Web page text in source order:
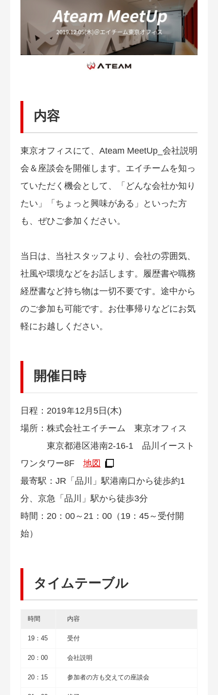
内容
東京オフィスにて、Ateam MeetUp_会社説明
会＆座談会を開催します。エイチームを知っ
ていただく機会として、「どんな会社か知り
たい」「ちょっと興味がある」といった方
も、ぜひご参加ください。
当日は、当社スタッフより、会社の雰囲気、
社風や環境などをお話します。履歴書や職務
経歴書など持ち物は一切不要です。途中から
のご参加も可能です。お仕事帰りなどにお気
軽にお越しください。
開催日時
日程：2019年12月5日(木)
場所：株式会社エイチーム 東京オフィス
東京都港区港南2-16-1 品川イースト
ワンタワー8F 地図
最寄駅：JR「品川」駅港南口から徒歩約1
分、京急「品川」駅から徒歩3分
時間：20：00～21：00（19：45～受付開
始）
タイムテーブル
時間 内容
19：45 受付
20：00 会社説明
20：15 参加者の方も交えての座談会